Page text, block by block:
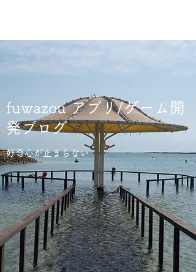
fuwazou アプリ/ゲーム開
発ブログ
好奇心が止まらない